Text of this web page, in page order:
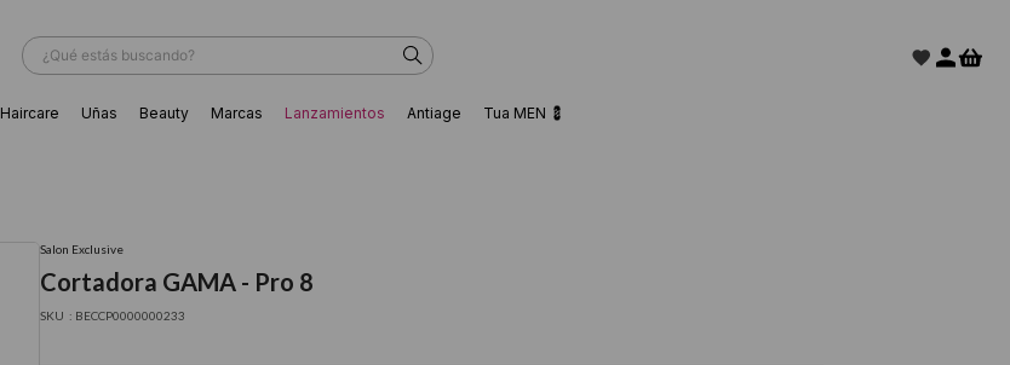
¿Qué estás buscando?
Haircare Uñas Beauty Marcas Lanzamientos Antiage Tua MEN 💈
Salon Exclusive
Cortadora GAMA - Pro 8
: BECCP0000000233